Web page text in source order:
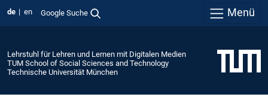
de en Google Suche Menü
Lehrstuhl für Lehren und Lernen mit Digitalen Medien
TUM School of Social Sciences and Technology
Technische Universität München